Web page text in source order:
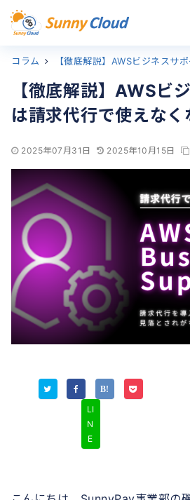
ホーム
コラム
【徹底解説】AWSビ
は請求代行で使えなく
2025年07月31日 2025年10月15日
LI
N
E